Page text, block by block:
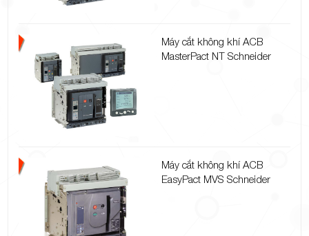
Máy cắt không khí ACB
MasterPact NT Schneider
Máy cắt không khí ACB
EasyPact MVS Schneider